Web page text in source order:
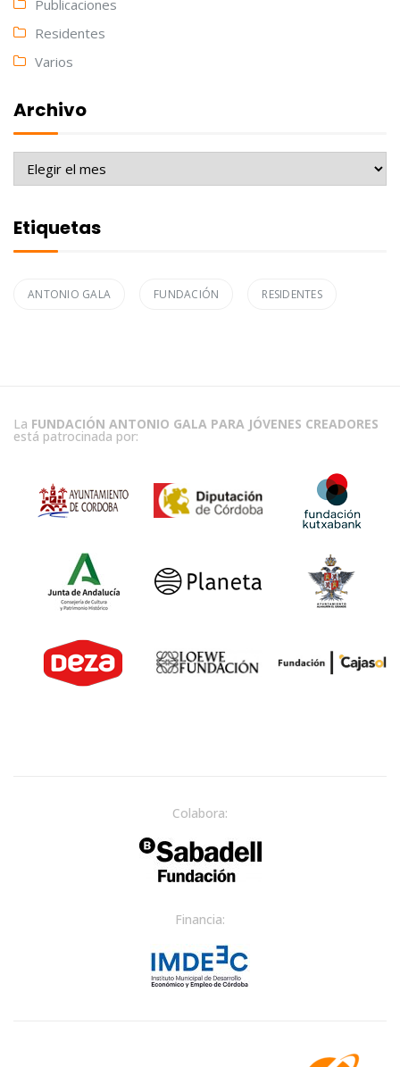
Publicaciones
Residentes
Varios
Archivo
Archivo
Etiquetas
ANTONIO GALA FUNDACIÓN RESIDENTES
La FUNDACIÓN ANTONIO GALA PARA JÓVENES CREADORES
está patrocinada por:
Colabora:
Financia: